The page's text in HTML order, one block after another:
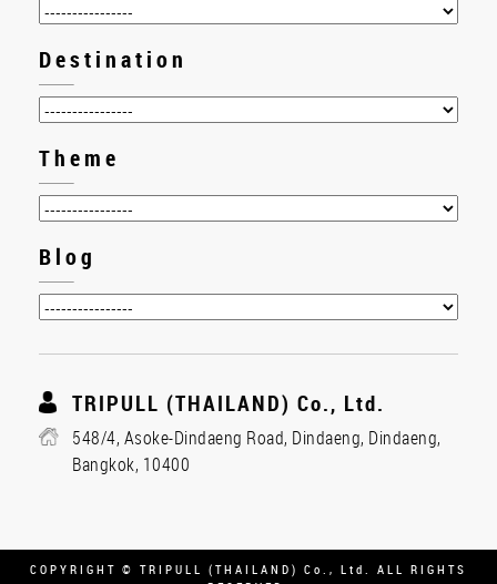
Destination
Theme
Blog
TRIPULL (THAILAND) Co., Ltd.
548/4, Asoke-Dindaeng Road, Dindaeng, Dindaeng,
Bangkok, 10400
COPYRIGHT © TRIPULL (THAILAND) Co., Ltd. ALL RIGHTS